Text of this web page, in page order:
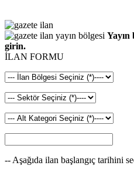
Yayın
girin.
İLAN FORMU
-- Aşağıda ilan başlangıç tarihini